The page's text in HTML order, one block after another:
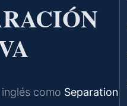
como Separation